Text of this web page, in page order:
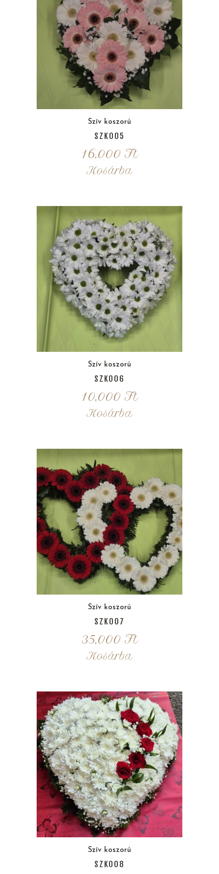
Szív koszorú
SZK005
16,000 Ft
Kosárba
Szív koszorú
SZK006
10,000 Ft
Kosárba
Szív koszorú
SZK007
35,000 Ft
Kosárba
Szív koszorú
SZK008